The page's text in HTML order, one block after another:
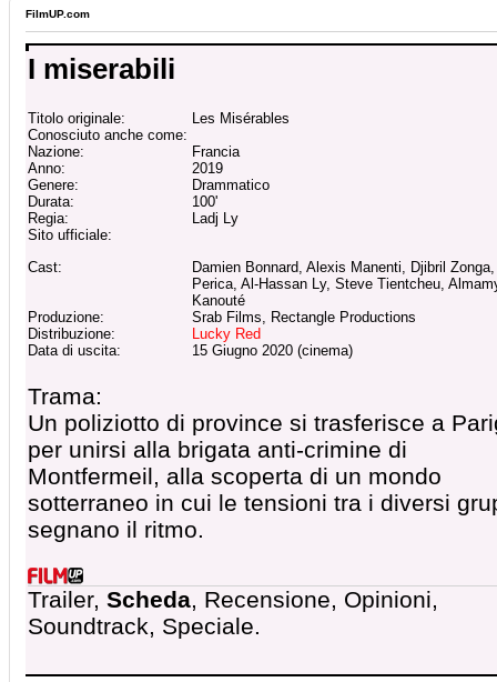
FilmUP.com
I miserabili
Titolo originale:
Les Misérables
Conosciuto anche come:
Nazione:
Francia
Anno:
2019
Genere:
Drammatico
Durata:
100'
Regia:
Ladj Ly
Sito ufficiale:
Cast:
Damien Bonnard, Alexis Manenti, Djibril
Perica, Al-Hassan Ly, Steve Tientcheu,
Kanouté
Produzione:
Srab Films, Rectangle Productions
Distribuzione:
Lucky Red
Data di uscita:
15 Giugno 2020 (cinema)
Trama:
Un poliziotto di province si trasferisce a
per unirsi alla brigata anti-crimine di
Montfermeil, alla scoperta di un mondo
sotterraneo in cui le tensioni tra i diversi
segnano il ritmo.
Trailer, Scheda, Recensione, Opinioni,
Soundtrack, Speciale.